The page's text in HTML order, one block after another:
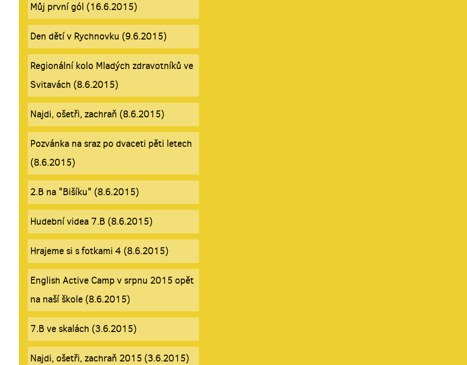
Můj první gól (16.6.2015)
Den dětí v Rychnovku (9.6.2015)
Regionální kolo Mladých zdravotníků ve
Svitavách (8.6.2015)
Najdi, ošetři, zachraň (8.6.2015)
Pozvánka na sraz po dvaceti pěti letech
(8.6.2015)
2.B na "Bišíku" (8.6.2015)
Hudební videa 7.B (8.6.2015)
Hrajeme si s fotkami 4 (8.6.2015)
English Active Camp v srpnu 2015 opět
na naší škole (8.6.2015)
7.B ve skalách (3.6.2015)
Najdi, ošetři, zachraň 2015 (3.6.2015)